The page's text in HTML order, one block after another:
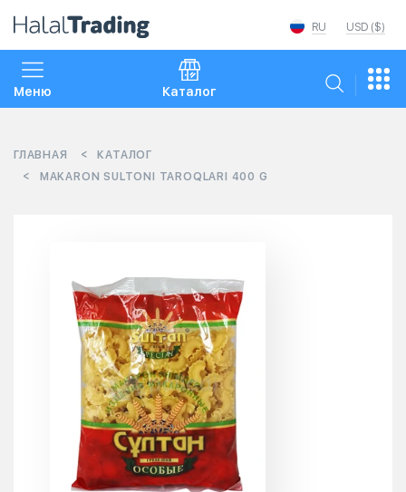
USD ($)
RU
Меню Каталог
ГЛАВНАЯ
КАТАЛОГ
MAKARON SULTONI TAROQLARI 400 G